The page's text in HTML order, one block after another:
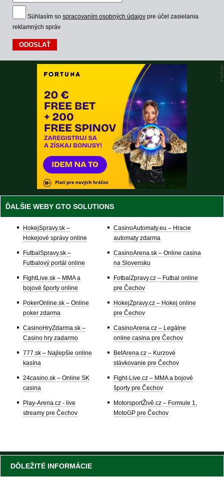
Súhlasím so spracovaním osobných údajov pre účel zasielania
reklamných správ
ĎALŠIE WEBY GTO SOLUTIONS
HokejSpravy.sk –
Hokejové správy online
FutbalSpravy.sk –
Futbalový portál online
FightLive.sk – MMA a
bojové športy online
PokerOnline.sk – Online
poker zdarma
CasinoHryZdarma.sk –
Casino hry zadarmo
777.sk – Najlepšie online
kasína
24casino.sk – Online SK
casina
Play-Arena.cz - live
streamy pre Čechov
CasinoAutomaty.eu – Hracie
automaty zdarma
CasinoArena.sk – Online casina
na Slovensku
FotbalZpravy.cz – Futbal online
pre Čechov
HokejZpravy.cz – Hokej online
pre Čechov
CasinoArena.cz – Legálne
online casina pre Čechov
BetArena.cz – Kurzové
stávkovanie pre Čechov
Fight-Live.cz – MMA a bojové
športy pre Čechov
MotorsportŽivě.cz – Formule 1,
MotoGP pre Čechov
DÔLEŽITÉ INFORMÁCIE